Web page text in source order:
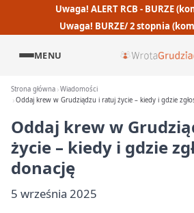
Uwaga! ALERT RCB - BURZE
Uwaga! BURZE/ 2 stopnia
MENU
Strona główna Wiadomości
Oddaj krew w Grudziądzu i ratuj życie – kiedy i gdzie
Oddaj krew w
życie – kiedy i gdzie
donację
5 września 2025